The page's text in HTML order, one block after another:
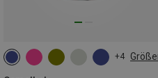
+4
0.44L